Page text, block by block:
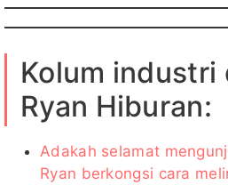
Kolum industri
Ryan Hiburan:
Adakah selamat
Ryan berkongsi cara